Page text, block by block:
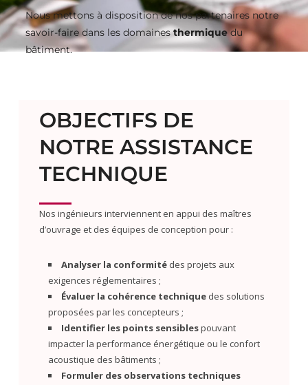
Nous mettons à disposition de nos partenaires notre
savoir-faire dans les domainesthermiquedu
bâtiment.
OBJECTIFS DE
NOTRE ASSISTANCE
TECHNIQUE
Nos ingénieurs interviennent en appui des maîtres
d’ouvrage et des équipes de conception pour :
Analyser la conformitédes projets aux
exigences réglementaires ;
Évaluer la cohérence techniquedes solutions
proposées par les concepteurs ;
Identifier les points sensiblespouvant
impacter la performance énergétique ou le confort
acoustique des bâtiments ;
Formuler des observations techniques